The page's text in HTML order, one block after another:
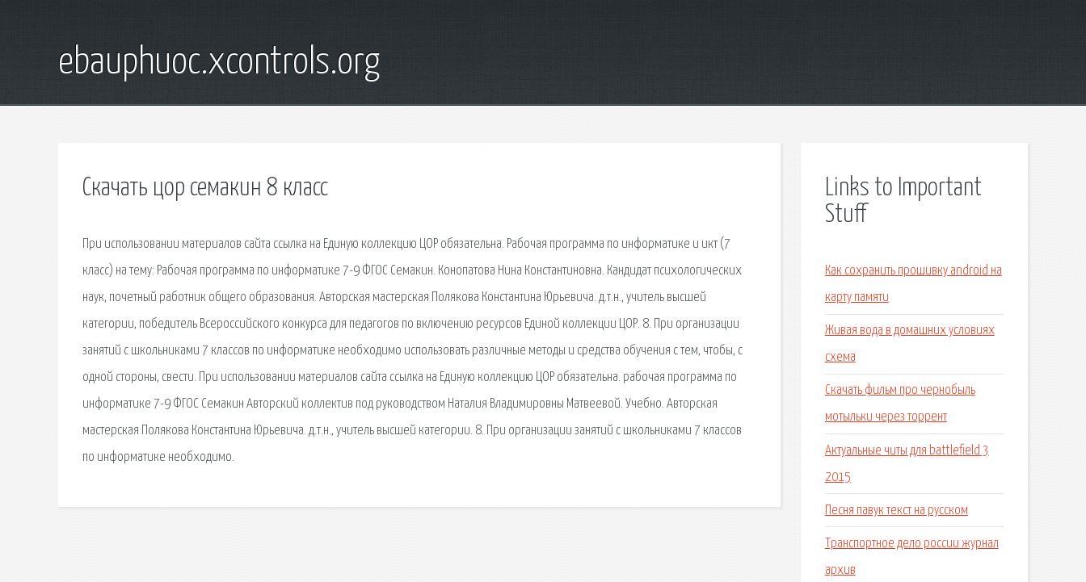
ebauphuoc.xcontrols.org
Скачать цор семакин 8 класс
При использовании материалов сайта ссылка на Единую коллекцию ЦОР обязательна. Рабочая программа по информатике и икт (7
класс) на тему: Рабочая программа по информатике 7-9 ФГОС Семакин. Конопатова Нина Константиновна. Кандидат психологических
наук, почетный работник общего образования. Авторская мастерская Полякова Константина Юрьевича. д.т.н., учитель высшей
категории, победитель Всероссийского конкурса для педагогов по включению ресурсов Единой коллекции ЦОР. 8. При организации
занятий с школьниками 7 классов по информатике необходимо использовать различные методы и средства обучения с тем, чтобы, с
одной стороны, свести. При использовании материалов сайта ссылка на Единую коллекцию ЦОР обязательна. рабочая программа по
информатике 7-9 ФГОС Семакин Авторский коллектив под руководством Наталия Владимировны Матвеевой. Учебно. Авторская
мастерская Полякова Константина Юрьевича. д.т.н., учитель высшей категории. 8. При организации занятий с школьниками 7 классов
по информатике необходимо.
Links to Important
Stuff
Как сохранить прошивку android на
карту памяти
Живая вода в домашних условиях
схема
Скачать фильм про чернобыль
мотыльки через торрент
Актуальные читы для battlefield 3
2015
Песня павук текст на русском
Транспортное дело россии журнал
архив